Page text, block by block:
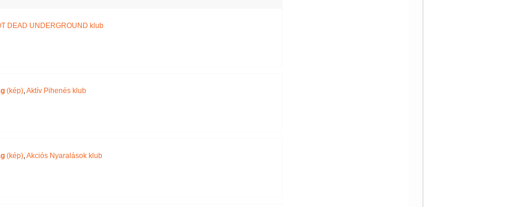
DEAD UNDERGROUND klub
(kép),Aktív Pihenés klub
(kép),Akciós Nyaralások klub